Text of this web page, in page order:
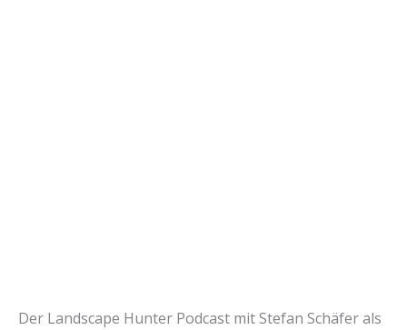
Der Landscape Hunter Podcast mit Stefan Schäfer als